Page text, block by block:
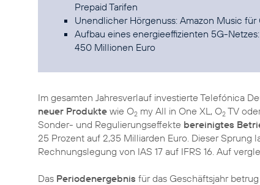
Prepaid Tarifen
Unendlicher Hörgenuss: Amazon Music für
Aufbau eines energieeffizienten 5G-
450 Millionen Euro
Im gesamten Jahresverlauf investierte Telefónica
neuer Produkte wie O2 my All in One XL, O2 TV
Sonder- und Regulierungseffekte bereinigtes
25 Prozent auf 2,35 Milliarden Euro. Dieser
Rechnungslegung von IAS 17 auf IFRS 16. Auf
Das Periodenergebnis für das Geschäftsjahr